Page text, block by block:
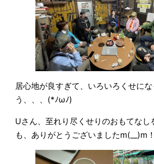
居心地が良すぎて、いろいろくせに
う、、、(*ﾉωﾉ)
Uさん、至れり尽くせりのおもてなし
も、ありがとうございましたm(__)m！